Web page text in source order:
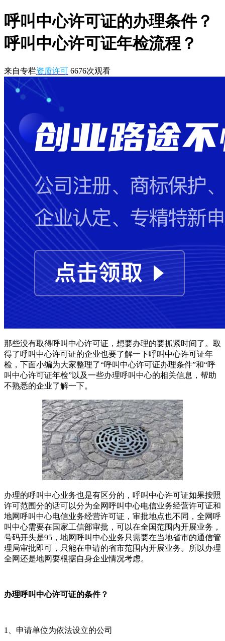
呼叫中心许可证的办理条件？
呼叫中心许可证年检流程？
来自专栏资质许可 6676次观看
那些没有取得呼叫中心许可证，想要办理的要抓紧时间了。取
得了呼叫中心许可证的企业也要了解一下呼叫中心许可证年
检，下面小编为大家整理了“呼叫中心许可证办理条件”和“呼
叫中心许可证年检”以及一些办理呼叫中心的相关信息，帮助
不熟悉的企业了解一下。
办理的呼叫中心业务也是有区分的，呼叫中心许可证如果按照
许可范围分的话可以分为全网呼叫中心电信业务经营许可证和
地网呼叫中心电信业务经营许可证，审批地点也不同，全网呼
叫中心需要在国家工信部审批，可以在全国范围内开展业务，
号码开头是95，地网呼叫中心业务只需要在当地省市的通信管
理局审批即可，只能在申请的省市范围内开展业务。所以办理
全网还是地网要根据自身企业情况考虑。
办理呼叫中心许可证的条件？
1、申请单位为依法设立的公司